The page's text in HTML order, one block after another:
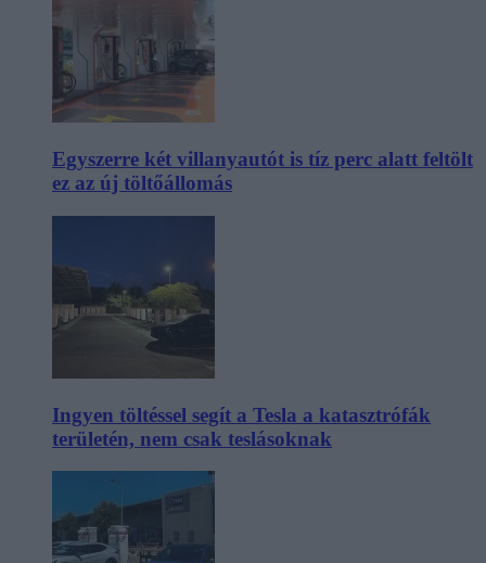
Egyszerre két villanyautót is tíz perc alatt feltölt
ez az új töltőállomás
Ingyen töltéssel segít a Tesla a katasztrófák
területén, nem csak teslásoknak